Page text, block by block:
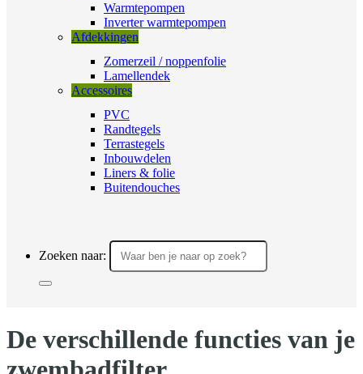
Warmtepompen
Inverter warmtepompen
Afdekkingen
Zomerzeil / noppenfolie
Lamellendek
Accessoires
PVC
Randtegels
Terrastegels
Inbouwdelen
Liners & folie
Buitendouches
Zoeken naar:
De verschillende functies van je